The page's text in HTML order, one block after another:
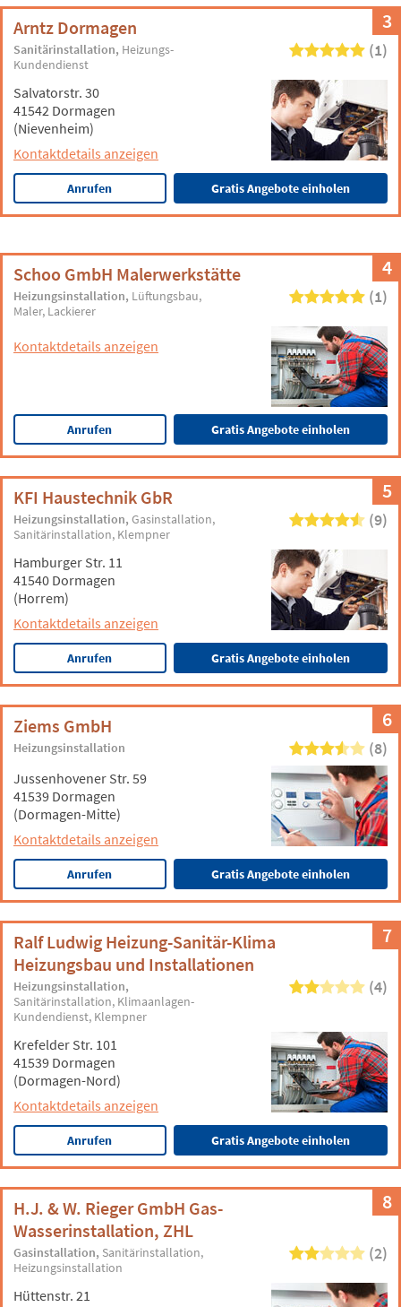
3
Arntz Dormagen
Sanitärinstallation Heizungs-
Kundendienst
(1)
Salvatorstr. 30
41542 Dormagen
(Nievenheim)
Kontaktdetails anzeigen
Anrufen Gratis Angebote einholen
4
Schoo GmbH Malerwerkstätte
Heizungsinstallation Lüftungsbau
Maler Lackierer
(1)
Kontaktdetails anzeigen
Anrufen Gratis Angebote einholen
5
KFI Haustechnik GbR
Heizungsinstallation Gasinstallation
Sanitärinstallation Klempner
(9)
Hamburger Str. 11
41540 Dormagen
(Horrem)
Kontaktdetails anzeigen
Anrufen Gratis Angebote einholen
6
Ziems GmbH
Heizungsinstallation (8)
Jussenhovener Str. 59
41539 Dormagen
(Dormagen-Mitte)
Kontaktdetails anzeigen
Anrufen Gratis Angebote einholen
7
Ralf Ludwig Heizung-Sanitär-Klima
Heizungsbau und Installationen
Heizungsinstallation
Sanitärinstallation Klimaanlagen-
Kundendienst Klempner
(4)
Krefelder Str. 101
41539 Dormagen
(Dormagen-Nord)
Kontaktdetails anzeigen
Anrufen Gratis Angebote einholen
8
H.J. & W. Rieger GmbH Gas-
Wasserinstallation, ZHL
Gasinstallation Sanitärinstallation
Heizungsinstallation
(2)
Hüttenstr. 21